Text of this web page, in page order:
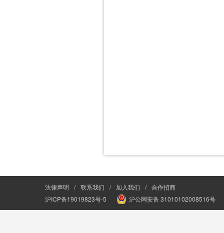
法律声明 / 联系我们 / 加入我们 / 合作招商
沪ICP备19019823号-5
沪公网安备 31010102008516号